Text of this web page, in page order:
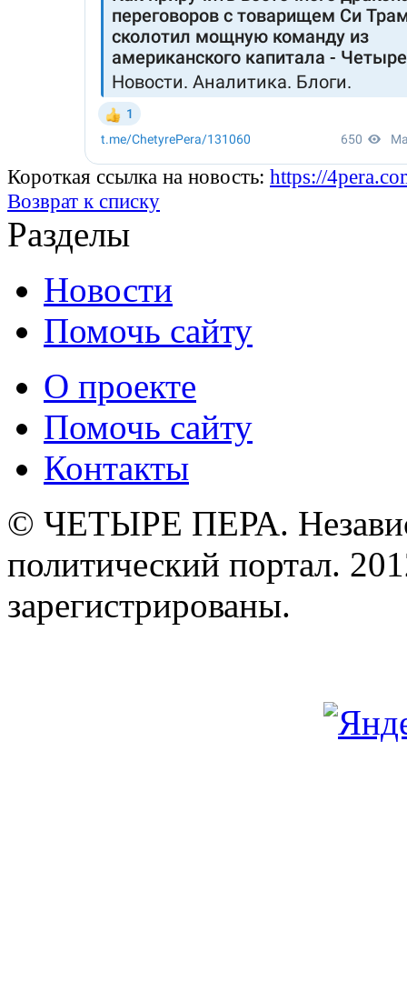
Короткая ссылка на новость: https://
Возврат к списку
Разделы
Новости
Помочь сайту
О проекте
Помочь сайту
Контакты
© ЧЕТЫРЕ ПЕРА.
политический портал.
зарегистрированы.